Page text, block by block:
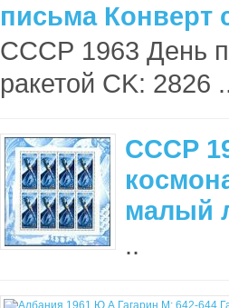
письма Конверт
СССР 1963 День
ракетой CK: 2826
СССР
малый
..